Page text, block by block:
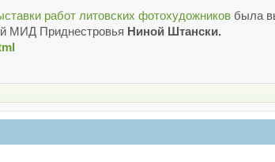
работ литовских фотохудожников была
МИД Приднестровья Ниной Штански.